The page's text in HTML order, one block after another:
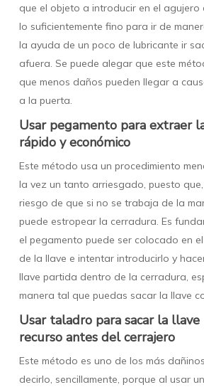
que el objeto a introducir en el
lo suficientemente fino para ir de
la ayuda de un poco de lubricante ir
afuera. Se puede alegar que este
que menos daños pueden llegar a
a la puerta.
Usar pegamento para extraer
rápido y económico
Este método usa un procedimiento
la vez un tanto arriesgado, puesto
riesgo de que si no se trabaja de la
puede estropear la cerradura. Es
el pegamento puede ser colocado en
de la llave e intentar introducirlo y
llave partida dentro de la cerradura,
manera tal que puedas sacar la llave
Usar taladro para sacar la
recurso antes del cerrajero
Este método es uno de los más
decirlo, sencillamente, porque al usar